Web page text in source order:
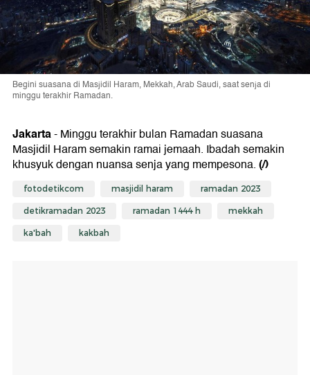
Begini suasana di Masjidil Haram, Mekkah, Arab Saudi, saat senja di
minggu terakhir Ramadan.
Jakarta- Minggu terakhir bulan Ramadan suasana
Masjidil Haram semakin ramai jemaah. Ibadah semakin
khusyuk dengan nuansa senja yang mempesona.(/)
fotodetikcom masjidil haram ramadan 2023
detikramadan 2023 ramadan 1444 h mekkah
ka'bah kakbah